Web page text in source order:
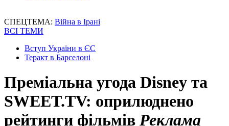
СПЕЦТЕМА: Війна в Ірані
ВСІ ТЕМИ
Вступ України в ЄС
Теракт в Барселоні
Преміальна угода Disney та
SWEET.TV: оприлюднено
рейтинги фільмів Реклама